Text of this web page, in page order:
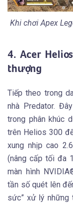
Khi chơi Apex
4. Acer
thượng
Tiếp theo trong
nhà Predator.
trong phân khúc
trên Helios 300
xung nhịp cao
(nâng cấp tối đa
màn hình
tần số quét lên
sức” xử lý những